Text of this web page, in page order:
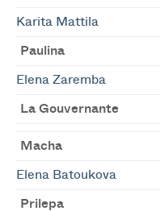
Karita Mattila
Paulina
Elena Zaremba
La Gouvernante
Macha
Elena Batoukova
Prilepa